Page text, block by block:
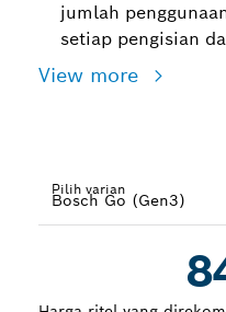
jumlah
setiap pengisian
View more
Pilih varian